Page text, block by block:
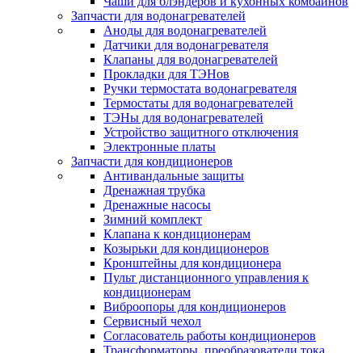
Запчасти для водонагревателей
Аноды для водонагревателей
Датчики для водонагревателя
Клапаны для водонагревателей
Прокладки для ТЭНов
Ручки термостата водонагревателя
Термостаты для водонагревателей
ТЭНы для водонагревателей
Устройство защитного отключения
Электронные платы
Запчасти для кондиционеров
Антивандальные защиты
Дренажная трубка
Дренажные насосы
Зимний комплект
Клапана к кондиционерам
Козырьки для кондиционеров
Кронштейны для кондиционера
Пульт дистанционного управления к
кондиционерам
Виброопоры для кондиционеров
Сервисный чехол
Согласователь работы кондиционеров
Трансформаторы, преобразователи тока